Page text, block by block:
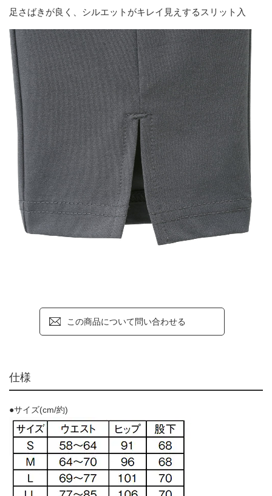
足さばきが良く、シルエットがキレイ見えするスリット入
この商品について問い合わせる
仕様
●サイズ(cm/約)